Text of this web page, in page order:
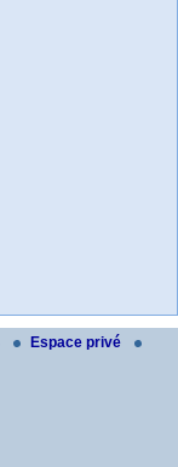
Espace privé